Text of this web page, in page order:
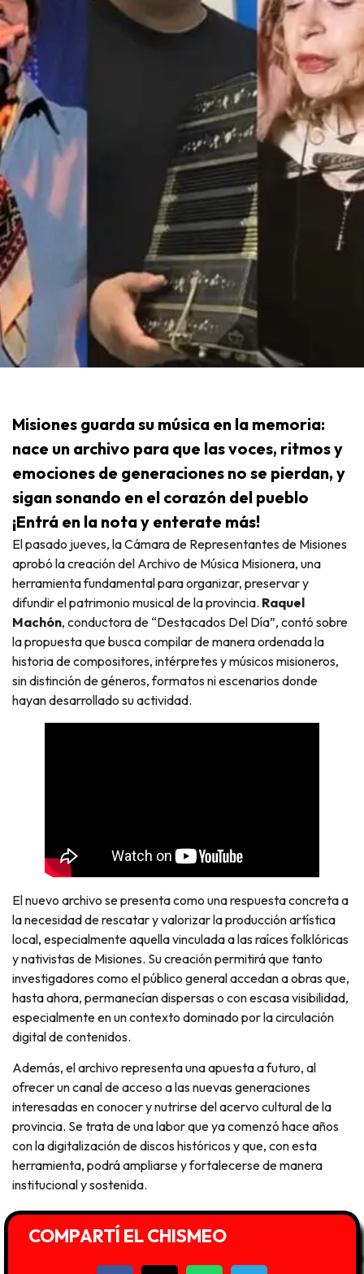
Misiones guarda su música en la memoria:
nace un archivo para que las voces, ritmos y
emociones de generaciones no se pierdan, y
sigan sonando en el corazón del pueblo
¡Entrá en la nota y enterate más!
El pasado jueves, la Cámara de Representantes de Misiones
aprobó la creación del Archivo de Música Misionera, una
herramienta fundamental para organizar, preservar y
difundir el patrimonio musical de la provincia. Raquel
Machón, conductora de “Destacados Del Día”, contó sobre
la propuesta que busca compilar de manera ordenada la
historia de compositores, intérpretes y músicos misioneros,
sin distinción de géneros, formatos ni escenarios donde
hayan desarrollado su actividad.
El nuevo archivo se presenta como una respuesta concreta a
la necesidad de rescatar y valorizar la producción artística
local, especialmente aquella vinculada a las raíces folklóricas
y nativistas de Misiones. Su creación permitirá que tanto
investigadores como el público general accedan a obras que,
hasta ahora, permanecían dispersas o con escasa visibilidad,
especialmente en un contexto dominado por la circulación
digital de contenidos.
Además, el archivo representa una apuesta a futuro, al
ofrecer un canal de acceso a las nuevas generaciones
interesadas en conocer y nutrirse del acervo cultural de la
provincia. Se trata de una labor que ya comenzó hace años
con la digitalización de discos históricos y que, con esta
herramienta, podrá ampliarse y fortalecerse de manera
institucional y sostenida.
COMPARTÍ EL CHISMEO